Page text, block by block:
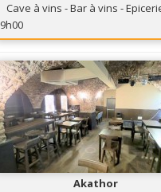
Cave à vins - Bar à vins -
9h00
Akathor